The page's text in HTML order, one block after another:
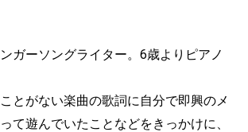
ガーソングライター。6歳よりピアノ
とがない楽曲の歌詞に自分で即興のメ
て遊んでいたことなどをきっかけに、